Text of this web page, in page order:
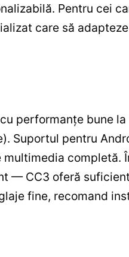
Pentru cei
care să
performanțe bune
Suportul pentru
completă.
— CC3 oferă
fine, recomand